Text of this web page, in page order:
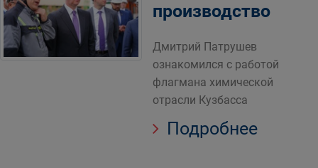
производство
Дмитрий Патрушев
ознакомился с работой
флагмана химической
отрасли Кузбасса
Подробнее